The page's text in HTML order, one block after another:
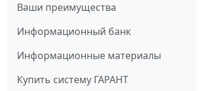
Ваши преимущества
Информационный банк
Информационные материалы
Купить систему ГАРАНТ